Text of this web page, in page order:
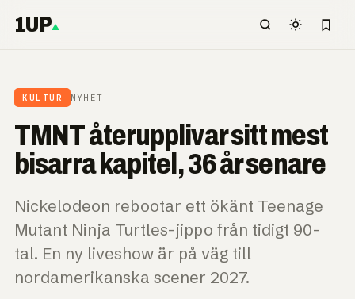
1UP
KULTUR NYHET
TMNT återupplivar sitt mest
bisarra kapitel, 36 år senare
Nickelodeon rebootar ett ökänt Teenage
Mutant Ninja Turtles-jippo från tidigt 90-
tal. En ny liveshow är på väg till
nordamerikanska scener 2027.